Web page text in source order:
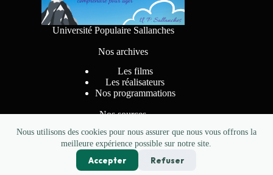
Nous utilisons des cookies pour nous assurer que nous vous offrons la
meilleure expérience possible sur notre site.
Accepter Refuser
Université Populaire Sallanches
Nos archives
Les films
Les réalisateurs
Nos programmations
Nos sources
pkzerocreations.fr - Copyright CINE CIMES